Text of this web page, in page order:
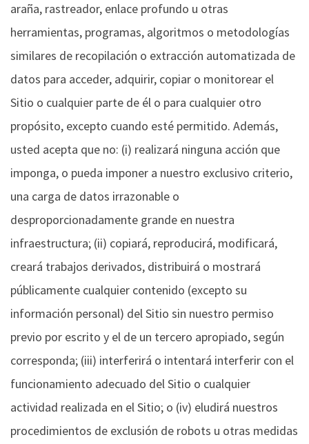
araña, rastreador, enlace profundo u otras
herramientas, programas, algoritmos o metodologías
similares de recopilación o extracción automatizada de
datos para acceder, adquirir, copiar o monitorear el
Sitio o cualquier parte de él o para cualquier otro
propósito, excepto cuando esté permitido. Además,
usted acepta que no: (i) realizará ninguna acción que
imponga, o pueda imponer a nuestro exclusivo criterio,
una carga de datos irrazonable o
desproporcionadamente grande en nuestra
infraestructura; (ii) copiará, reproducirá, modificará,
creará trabajos derivados, distribuirá o mostrará
públicamente cualquier contenido (excepto su
información personal) del Sitio sin nuestro permiso
previo por escrito y el de un tercero apropiado, según
corresponda; (iii) interferirá o intentará interferir con el
funcionamiento adecuado del Sitio o cualquier
actividad realizada en el Sitio; o (iv) eludirá nuestros
procedimientos de exclusión de robots u otras medidas